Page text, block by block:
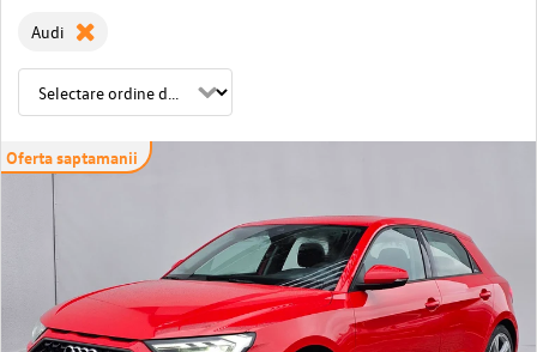
Audi
Oferta saptamanii